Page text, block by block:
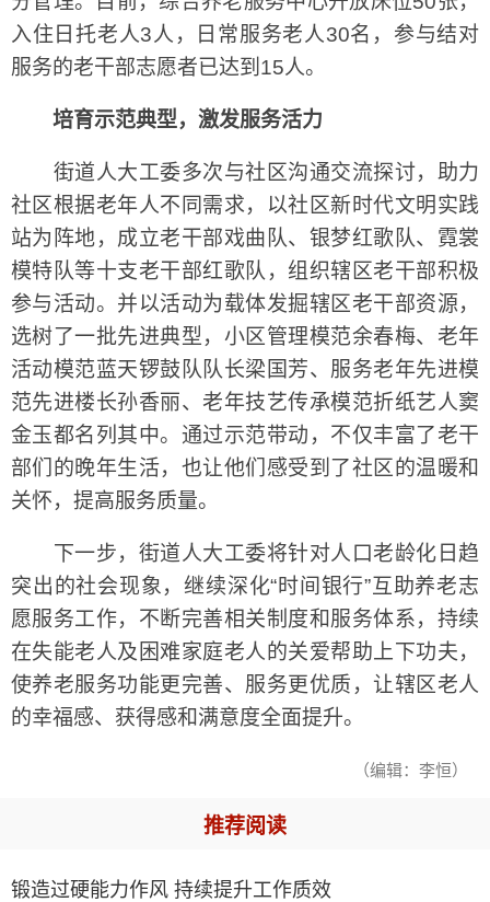
入住日托老人3人，日常服务老人30名，参与结对
服务的老干部志愿者已达到15人。
培育示范典型，激发服务活力
街道人大工委多次与社区沟通交流探讨，助力
社区根据老年人不同需求，以社区新时代文明实践
站为阵地，成立老干部戏曲队、银梦红歌队、霓裳
模特队等十支老干部红歌队，组织辖区老干部积极
参与活动。并以活动为载体发掘辖区老干部资源，
选树了一批先进典型，小区管理模范余春梅、老年
活动模范蓝天锣鼓队队长梁国芳、服务老年先进模
范先进楼长孙香丽、老年技艺传承模范折纸艺人窦
金玉都名列其中。通过示范带动，不仅丰富了老干
部们的晚年生活，也让他们感受到了社区的温暖和
关怀，提高服务质量。
下一步，街道人大工委将针对人口老龄化日趋
突出的社会现象，继续深化“时间银行”互助养老志
愿服务工作，不断完善相关制度和服务体系，持续
在失能老人及困难家庭老人的关爱帮助上下功夫，
使养老服务功能更完善、服务更优质，让辖区老人
的幸福感、获得感和满意度全面提升。
（编辑：李恒）
推荐阅读
锻造过硬能力作风 持续提升工作质效